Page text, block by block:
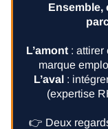
Ensemble,
L’amont: attirer
marque
L’aval :
(expertise
👉 Deux